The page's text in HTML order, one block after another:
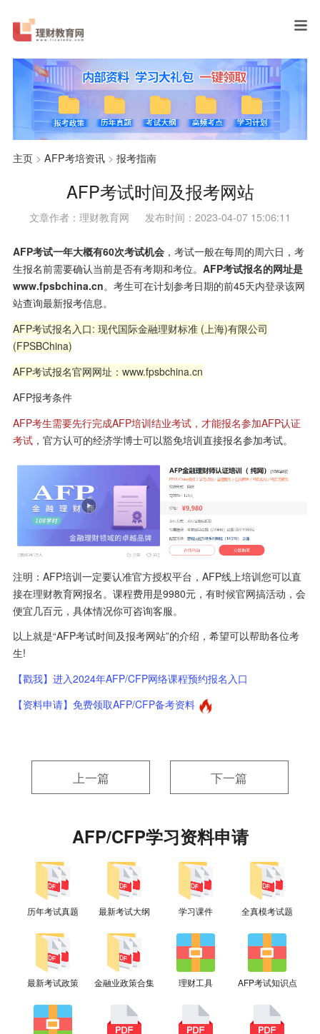
主页> AFP考培资讯> 报考指南
AFP考试时间及报考网站
文章作者：理财教育网 发布时间：2023-04-07 15:06:11
AFP考试一年大概有60次考试机会，考试一般在每周的周六日，考
生报名前需要确认当前是否有考期和考位。 AFP考试报名的网址是
www.fpsbchina.cn。考生可在计划参考日期的前45天内登录该网
站查询最新报考信息。
AFP考试报名入口: 现代国际金融理财标准 (上海)有限公司
(FPSBChina)
AFP考试报名官网网址：www.fpsbchina.cn
AFP报考条件
AFP考生需要先行完成AFP培训结业考试，才能报名参加AFP认证
考试，官方认可的经济学博士可以豁免培训直接报名参加考试。
注明：AFP培训一定要认准官方授权平台，AFP线上培训您可以直
接在理财教育网报名。课程费用是9980元，有时候官网搞活动，会
便宜几百元，具体情况你可咨询客服。
以上就是“AFP考试时间及报考网站”的介绍，希望可以帮助各位考
生!
【戳我】进入2024年AFP/CFP网络课程预约报名入口
【资料申请】免费领取AFP/CFP备考资料
上一篇 下一篇
AFP/CFP学习资料申请
历年考试真题 最新考试大纲 学习课件 全真模考试题
最新考试政策 金融业政策合集 理财工具 AFP考试知识点